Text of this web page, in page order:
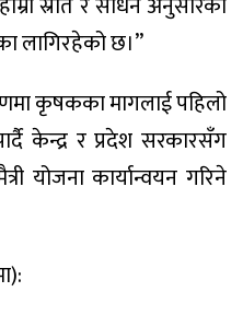
लागिरहेको छ।”
कृषकका मागलाई पहिलो
केन्द्र र प्रदेश सरकारसँग
योजना कार्यान्वयन गरिने